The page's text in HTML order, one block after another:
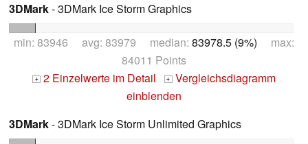
3DMark- 3DMark Ice Storm Graphics
min: 83946 avg: 83979 median: 83978.5 (9%) max:
84011 Points
+ 2 Einzelwerte im Detail + Vergleichsdiagramm
einblenden
3DMark- 3DMark Ice Storm Unlimited Graphics